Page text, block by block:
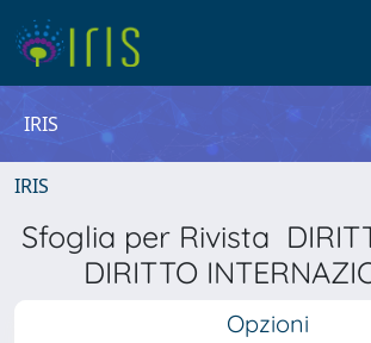
IRIS
IRIS
Sfoglia per Rivista
DIRITTO
Opzioni